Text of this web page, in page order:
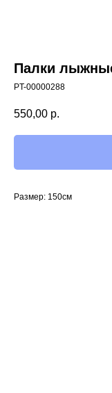
Палки
PT-00000288
550,00 р.
Размер: 150см